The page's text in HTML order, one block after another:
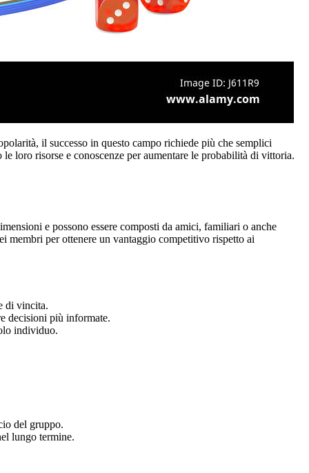
il successo in questo campo richiede più che semplici
loro risorse e conoscenze per aumentare le probabilità di vittoria.
e possono essere composti da amici, familiari o anche
membri per ottenere un vantaggio competitivo rispetto ai
di vincita.
decisioni più informate.
individuo.
del gruppo.
lungo termine.